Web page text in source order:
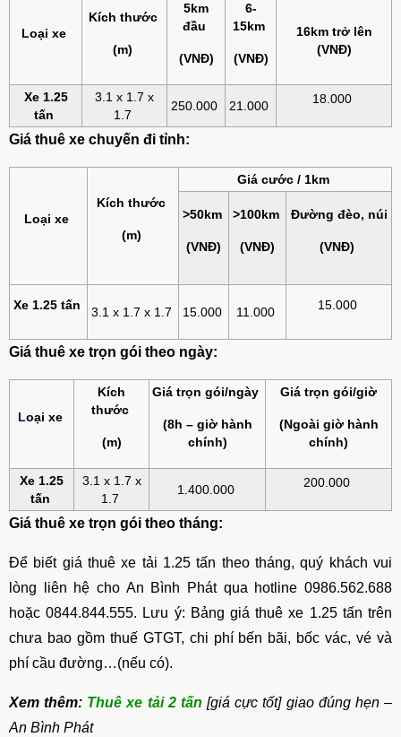
Loại xe
Kích thước
(m)
5km
đầu
(VNĐ)
6-
15km
(VNĐ)
16km trở lên
(VNĐ)
Xe 1.25
tấn
3.1 x 1.7 x
1.7
250.000 21.000 18.000
Giá thuê xe chuyến đi tỉnh:
Loại xe
Kích thước
(m)
Giá cước / 1km
>50km
(VNĐ)
>100km
(VNĐ)
Đường đèo, núi
(VNĐ)
Xe 1.25 tấn 3.1 x 1.7 x 1.7 15.000 11.000 15.000
Giá thuê xe trọn gói theo ngày:
Loại xe
Kích
thước
(m)
Giá trọn gói/ngày
(8h – giờ hành
chính)
Giá trọn gói/giờ
(Ngoài giờ hành
chính)
Xe 1.25
tấn
3.1 x 1.7 x
1.7
1.400.000 200.000
Giá thuê xe trọn gói theo tháng:
Để biết giá thuê xe tải 1.25 tấn theo tháng, quý khách vui
lòng liên hệ cho An Bình Phát qua hotline 0986.562.688
hoặc 0844.844.555. Lưu ý: Bảng giá thuê xe 1.25 tấn trên
chưa bao gồm thuế GTGT, chi phí bến bãi, bốc vác, vé và
phí cầu đường…(nếu có).
Xem thêm: Thuê xe tải 2 tấn [giá cực tốt] giao đúng hẹn –
An Bình Phát